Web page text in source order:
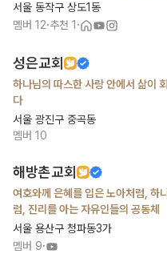
서울 동작구 상도1동
멤버 12·추천 1 ·
성은교회
하나님의 따스한 사랑 안에서 삶이
다
서울 광진구 중곡동
멤버 10
해방촌교회
여호와께 은혜를 입은 노아처럼, 하
럼, 진리를 아는 자유인들의 공동체
서울 용산구 청파동3가
멤버 9·